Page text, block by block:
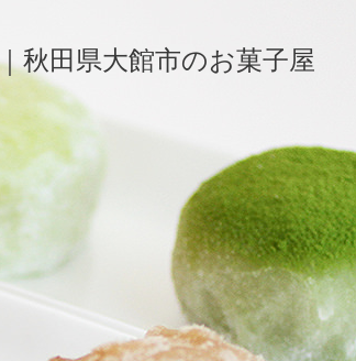
秋田県大館市のお菓子屋